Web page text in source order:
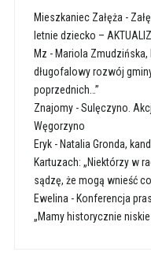
Mieszkaniec Załęża -
letnie dziecko –
Mz - Mariola
długofalowy rozwój
poprzednich…”
Znajomy-Sulęczyno.
Węgorzyno
Eryk- Natalia Gronda,
Kartuzach: „Niektórzy w
sądzę, że mogą wnieść
Ewelina - Konferencja
„Mamy historycznie niskie